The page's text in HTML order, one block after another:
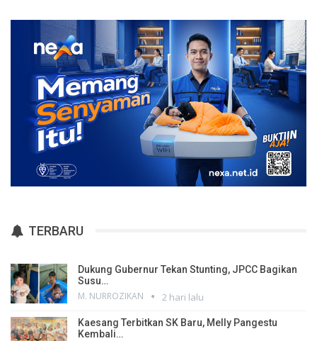
TERBARU
Dukung Gubernur Tekan Stunting, JPCC Bagikan
Susu…
M. NURROZIKAN 2 hari lalu
Kaesang Terbitkan SK Baru, Melly Pangestu
Kembali…